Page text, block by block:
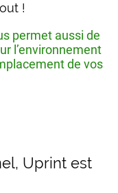
!
permet aussi de
l’environnement
de vos
Uprint est